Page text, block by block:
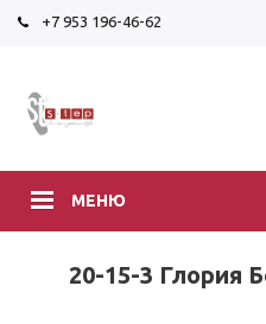
+7 953 196-46-62
МЕНЮ
20-15-3 Глория